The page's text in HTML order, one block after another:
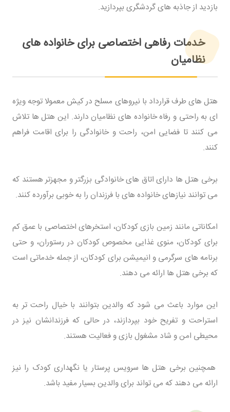
بازدید از جاذبه های گردشگری بپردازید.
خدمات رفاهی اختصاصی برای خانواده های
نظامیان
هتل های طرف قرارداد با نیروهای مسلح در کیش معمولا توجه ویژه
ای به راحتی و رفاه خانواده های نظامیان دارند. این هتل ها تلاش
می کنند تا فضایی امن، راحت و خانوادگی را برای اقامت فراهم
کنند.
برخی هتل ها دارای اتاق های خانوادگی بزرگتر و مجهزتر هستند که
می توانند نیازهای خانواده های با فرزندان را به خوبی برآورده کنند.
امکاناتی مانند زمین بازی کودکان، استخرهای اختصاصی با عمق کم
برای کودکان، منوی غذایی مخصوص کودکان در رستوران، و حتی
برنامه های سرگرمی و انیمیشن برای کودکان، از جمله خدماتی است
که برخی هتل ها ارائه می دهند.
این موارد باعث می شود که والدین بتوانند با خیال راحت تر به
استراحت و تفریح خود بپردازند، در حالی که فرزندانشان نیز در
محیطی امن و شاد مشغول بازی و فعالیت هستند.
همچنین برخی هتل ها سرویس پرستار یا نگهداری کودک را نیز
ارائه می دهند که می تواند برای والدین بسیار مفید باشد.